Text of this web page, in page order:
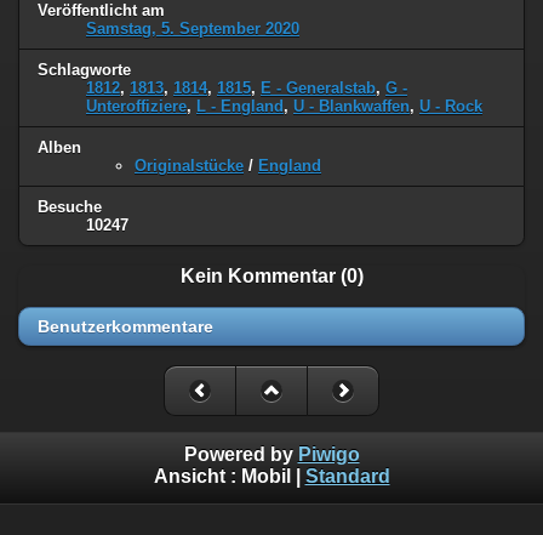
Veröffentlicht am
Samstag, 5. September 2020
Schlagworte
1812, 1813, 1814, 1815, E - Generalstab, G -
Unteroffiziere, L - England , U - Blankwaffen, U - Rock
Alben
Originalstücke / England
Besuche
10247
Kein Kommentar (0)
Benutzerkommentare
Powered by Piwigo
Ansicht : Mobil Standard